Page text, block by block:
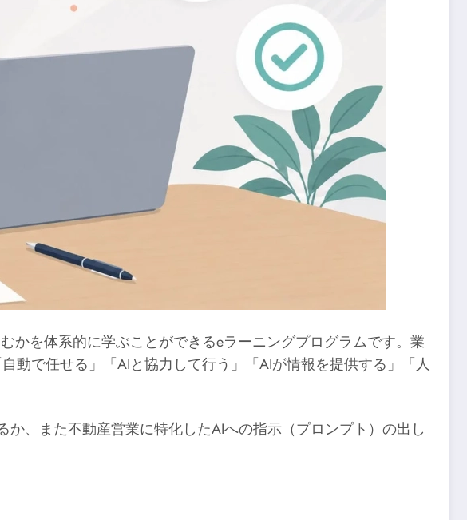
かを体系的に学ぶことができるeラーニングプログラムです。業
動で任せる」「AIと協力して行う」「AIが情報を提供する」「人
か、また不動産営業に特化したAIへの指示（プロンプト）の出し